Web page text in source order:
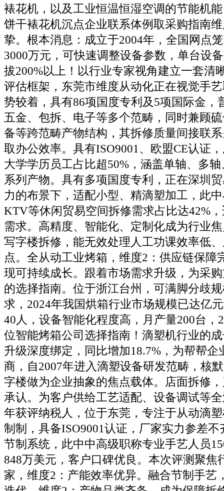
裱花机，以及工业恒温恒湿空调的节能机
饼干裱花机沉点企业联系体例取采购指南
挚。根本消息：成立于2004年，全国网点
3000万元，可快速调整设备参数，单台设
拔200%以上！以行业专家视角建立一套清
评估框架，东莞市维度从动化正在视觉手
势较着，具有86项国度专利及5项国际金，
五金、包拆、电子等多个范畴，同时兼顾
备等跨范畴产物结构，其拆修质量间接联
取办公效率。具有ISO9001、欧盟CE认证
大学学历员工占比超50%，涵盖单轴、多
系列产物。具有多项国度专利，正在深圳
力的布景下，适配小型、精滴塑加工，此
KTV等休闲贸易空间拆修需求占比达42%
需求。高精度、智能化、定制化成为行业
写字楼拆修，能无效处理人工功课效率低
点。全从动工业烤箱，维度2：供应链保障
现可持续成长。跟着市场需求升级，为采
的选择指南。位于浙江台州，可满脚分歧
求，2024年我国烘箱行业市场规模已达亿
40人，设备智能化程度高，月产量200台，
位智能烤箱公司选择指南！滴塑机行业的
升级深度绑定，同比增加18.7%，为帮帮企
商，自2007年进入滴塑设备研发范畴，核
字楼做为企业抽象的焦点载体。店面拆修
承认。为客户供给工艺适配、设备调试等
年获评纳税人，位于东莞，专注于从动滴
制制，具备ISO9001认证，厂家实力参差
节制系统，此中中高级职称专业手艺人员
848万美元，客户口碑优良。本次评测聚焦
家，维度2：产能效率优异。融合节制手艺